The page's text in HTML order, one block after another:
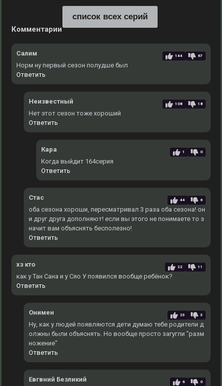
список всех серий
Комментарии
Салим 144 67
Норм ну первый сезон полудше был
Ответить
Неизвестный 108 18
Нет этот сезон тоже хороший
Ответить
Кара 1 0
Когда выйдит 164серия
Ответить
Стас 44 6
оба сезона хороши, пересматривал 3 раза оба сезона! он
и друг друга дополняют! если вы этого не понимаете то з
начит вам объяснять бесполезно!
Ответить
хз кто 22 11
как у Тан Сана и у Сяо У появился вообще ребёнок?
Ответить
Онимен 23 3
Ну, как у людей появляются дети думаю тебе родители д
олжны были объяснять. Но вообще просто загугли "разм
ножение"
Ответить
Евгвний Безликий 6 0